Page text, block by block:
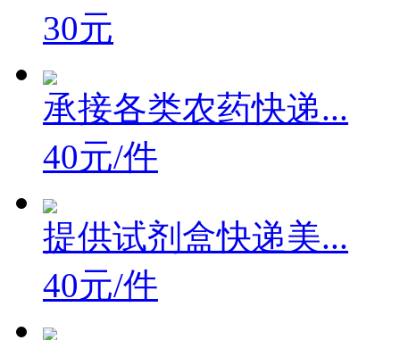
指甲油、眼影、唇...
30元
承接各类农药快递...
40元/件
提供试剂盒快递美...
40元/件